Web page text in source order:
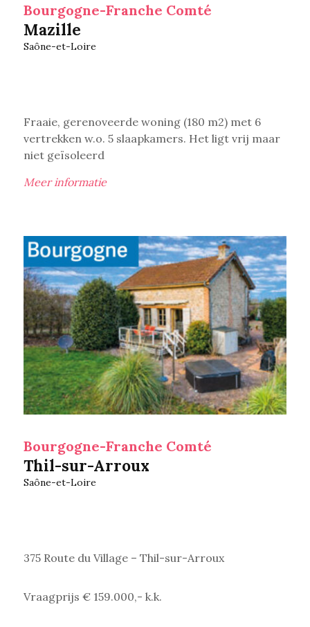
Bourgogne-Franche Comté
Mazille
Saône-et-Loire
Fraaie, gerenoveerde woning (180 m2) met 6
vertrekken w.o. 5 slaapkamers. Het ligt vrij maar
niet geïsoleerd
Meer informatie
Bourgogne-Franche Comté
Thil-sur-Arroux
Saône-et-Loire
375 Route du Village – Thil-sur-Arroux
Vraagprijs € 159.000,- k.k.